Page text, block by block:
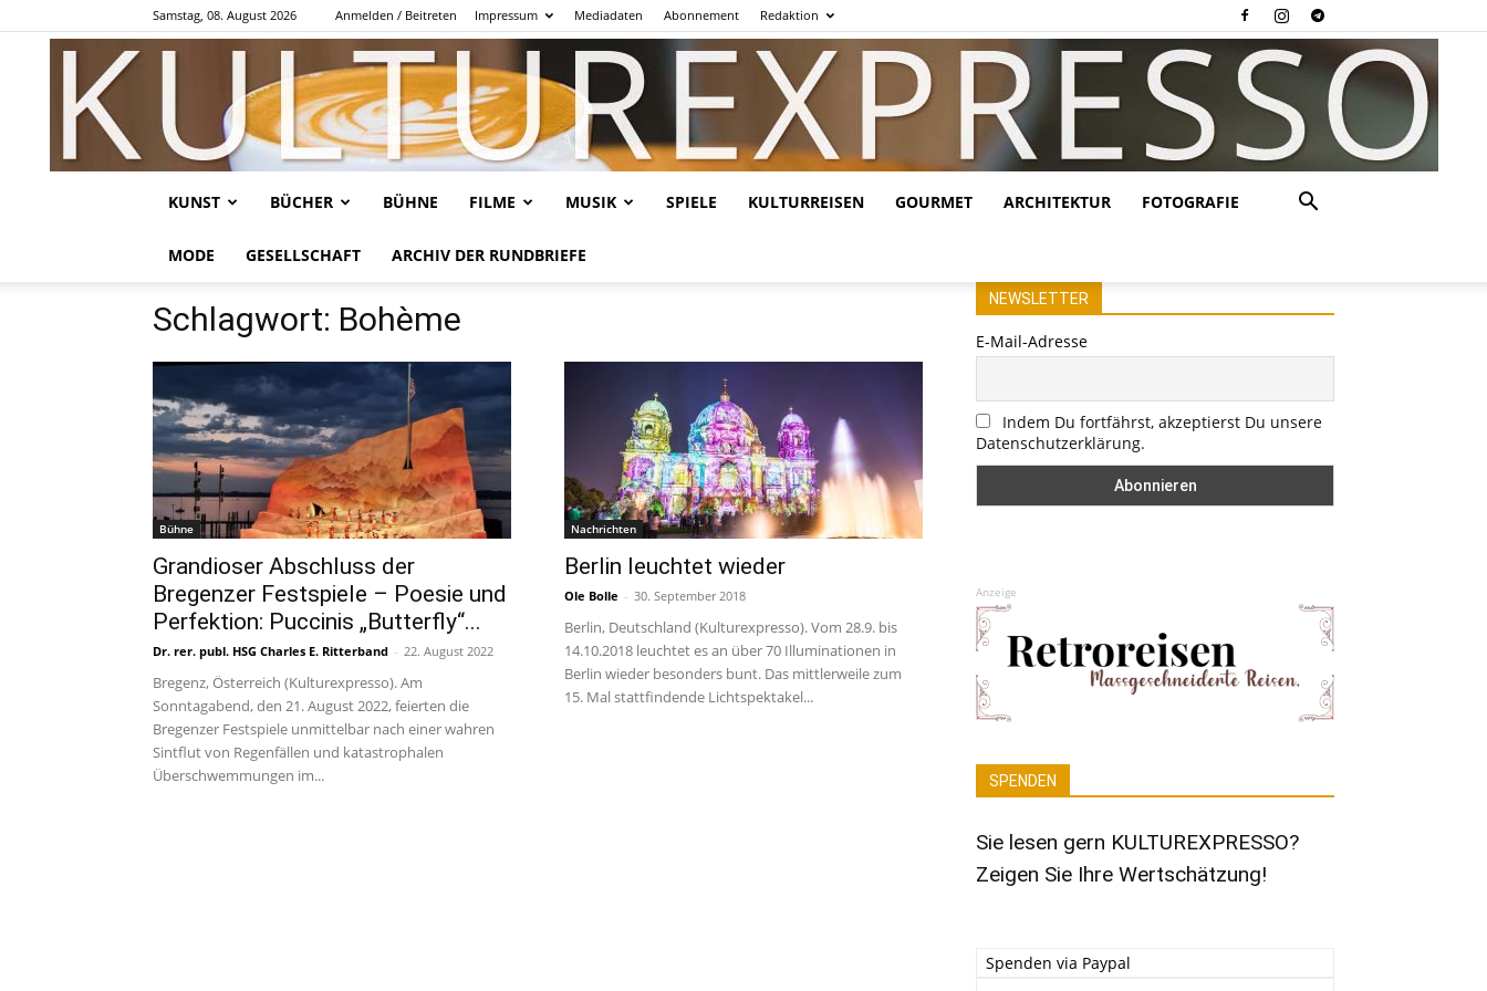
Samstag, 08. August 2026 Anmelden / Beitreten Impressum Mediadaten Abonnement Redaktion
KUNST BÜCHER BÜHNE FILME MUSIK SPIELE KULTURREISEN GOURMET ARCHITEKTUR FOTOGRAFIE
MODE GESELLSCHAFT ARCHIV DER RUNDBRIEFE
Schlagwort: Bohème
Bühne
Grandioser Abschluss der
Bregenzer Festspiele – Poesie und
Perfektion: Puccinis „Butterfly“...
Dr. rer. publ. HSG Charles E. Ritterband - 22. August 2022
Bregenz, Österreich (Kulturexpresso). Am
Sonntagabend, den 21. August 2022, feierten die
Bregenzer Festspiele unmittelbar nach einer wahren
Sintflut von Regenfällen und katastrophalen
Überschwemmungen im...
Nachrichten
Berlin leuchtet wieder
Ole Bolle - 30. September 2018
Berlin, Deutschland (Kulturexpresso). Vom 28.9. bis
14.10.2018 leuchtet es an über 70 Illuminationen in
Berlin wieder besonders bunt. Das mittlerweile zum
15. Mal stattfindende Lichtspektakel...
NEWSLETTER
E-Mail-Adresse
Indem Du fortfährst, akzeptierst Du unsere
Datenschutzerklärung.
Anzeige
SPENDEN
Sie lesen gern KULTUREXPRESSO?
Zeigen Sie Ihre Wertschätzung!
Spenden via Paypal